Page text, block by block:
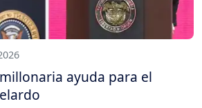
ayuda para el